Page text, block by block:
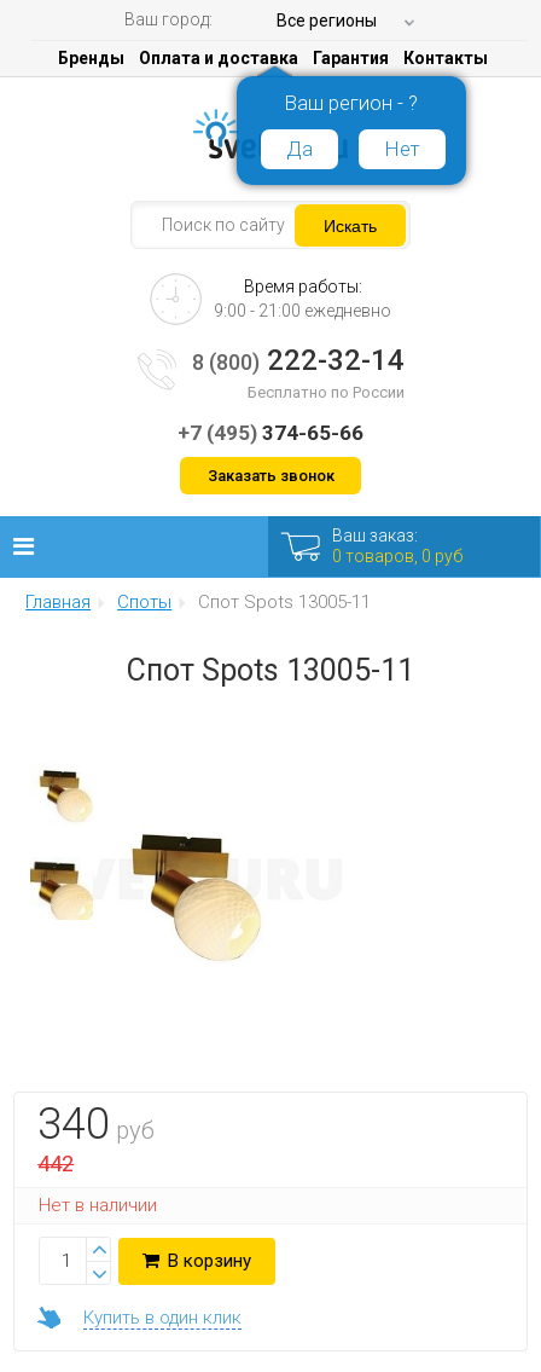
Ваш город: Все регионы
Ваш регион - ?
Да
Нет
Бренды Оплата и доставка Гарантия Контакты
Время работы:
9:00 - 21:00 ежедневно
8 (800) 222-32-14
Бесплатно по России
+7 (495) 374-65-66
Заказать звонок
Люстры
Уличные
Распродажа
Еще
Ваш заказ:
0 товаров, 0 руб
Главная Споты Спот Spots 13005-11
Спот Spots 13005-11
340 руб
442
Нет в наличии
В корзину
Купить в один клик